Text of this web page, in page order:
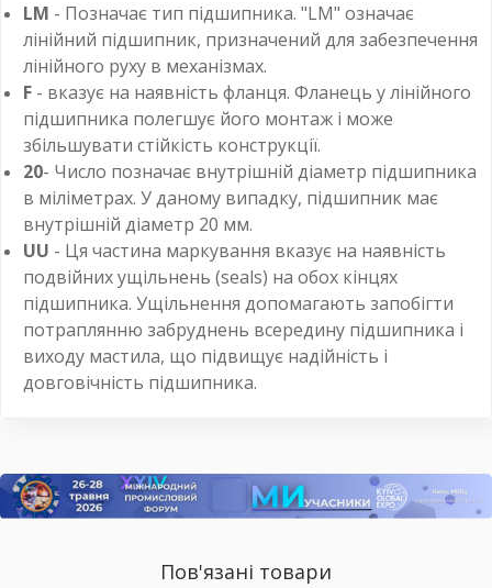
LM - Позначає тип підшипника. "LM" означає
лінійний підшипник, призначений для забезпечення
лінійного руху в механізмах.
F - вказує на наявність фланця. Фланець у лінійного
підшипника полегшує його монтаж і може
збільшувати стійкість конструкції.
20- Число позначає внутрішній діаметр підшипника
в міліметрах. У даному випадку, підшипник має
внутрішній діаметр 20 мм.
UU - Ця частина маркування вказує на наявність
подвійних ущільнень (seals) на обох кінцях
підшипника. Ущільнення допомагають запобігти
потраплянню забруднень всередину підшипника і
виходу мастила, що підвищує надійність і
довговічність підшипника.
Пов'язані товари